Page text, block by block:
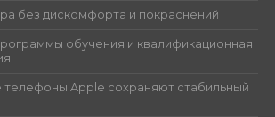
без дискомфорта и покраснений
обучения и квалификационная
телефоны Apple сохраняют стабильный